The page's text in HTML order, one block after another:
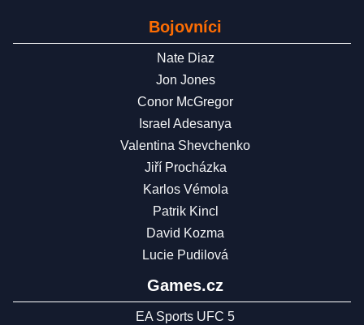
Bojovníci
Nate Diaz
Jon Jones
Conor McGregor
Israel Adesanya
Valentina Shevchenko
Jiří Procházka
Karlos Vémola
Patrik Kincl
David Kozma
Lucie Pudilová
Games.cz
EA Sports UFC 5